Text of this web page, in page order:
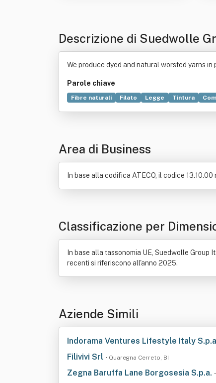
Descrizione di Suedwolle
We produce dyed and natural worsted yarns
Parole chiave
Fibre naturali Filato Legge Tintura
Area di Business
In base alla codifica ATECO, il codice
Classificazione per
In base alla tassonomia UE, Suedwolle Group
recenti si riferiscono all'anno 2025.
Aziende Simili
Indorama Ventures Lifestyle Italy
Filivivi Srl • Quaregna Cerreto, BI
Zegna Baruffa Lane Borgosesia S.p.a.